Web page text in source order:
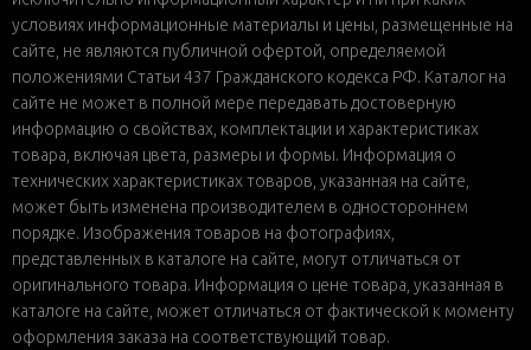
условиях информационные материалы и цены, размещенные на
сайте, не являются публичной офертой, определяемой
положениями Статьи 437 Гражданского кодекса РФ. Каталог на
сайте не может в полной мере передавать достоверную
информацию о свойствах, комплектации и характеристиках
товара, включая цвета, размеры и формы. Информация о
технических характеристиках товаров, указанная на сайте,
может быть изменена производителем в одностороннем
порядке. Изображения товаров на фотографиях,
представленных в каталоге на сайте, могут отличаться от
оригинального товара. Информация о цене товара, указанная в
каталоге на сайте, может отличаться от фактической к моменту
оформления заказа на соответствующий товар.